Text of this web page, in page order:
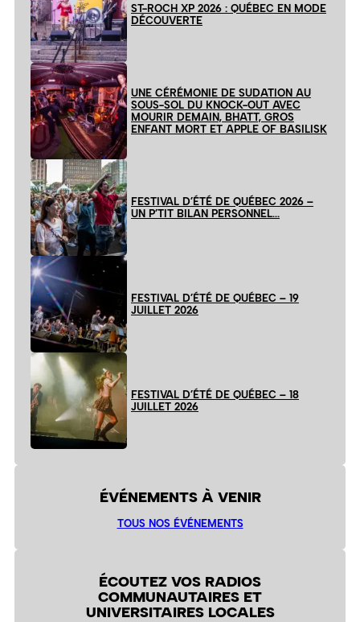
ST-ROCH XP 2026 : QUÉBEC EN MODE
DÉCOUVERTE
UNE CÉRÉMONIE DE SUDATION AU
SOUS-SOL DU KNOCK-OUT AVEC
MOURIR DEMAIN, BHATT, GROS
ENFANT MORT ET APPLE OF BASILISK
FESTIVAL D’ÉTÉ DE QUÉBEC 2026 –
UN P’TIT BILAN PERSONNEL…
FESTIVAL D’ÉTÉ DE QUÉBEC – 19
JUILLET 2026
FESTIVAL D’ÉTÉ DE QUÉBEC – 18
JUILLET 2026
ÉVÉNEMENTS À VENIR
TOUS NOS ÉVÉNEMENTS
ÉCOUTEZ VOS RADIOS
COMMUNAUTAIRES ET
UNIVERSITAIRES LOCALES